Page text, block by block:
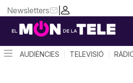
|
Newsletters
AUDIÈNCIES TELEVISIÓ